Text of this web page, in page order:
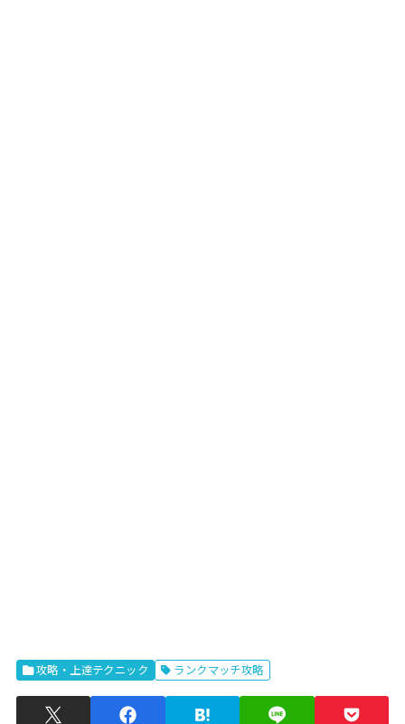
攻略・上達テクニック ランクマッチ攻略